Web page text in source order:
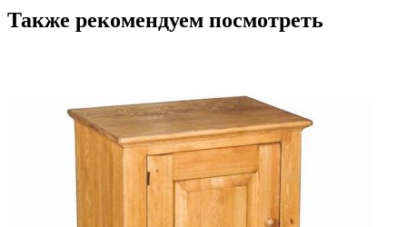
Также рекомендуем посмотреть